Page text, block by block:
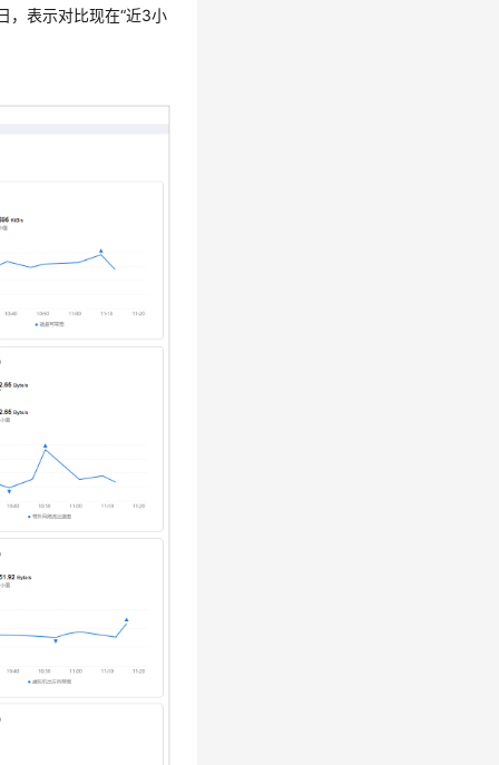
，表示对比现在“近3小